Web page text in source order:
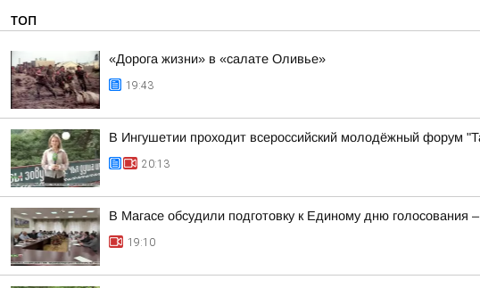
ТОП
«Дорога жизни» в «салате Оливье»
19:43
В Ингушетии проходит всероссийский молодёжный форум
20:13
В Магасе обсудили подготовку к Единому дню голосования
19:10